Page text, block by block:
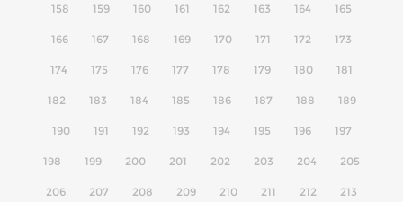
158 159 160 161 162 163 164 165
166 167 168 169 170 171 172 173
174 175 176 177 178 179 180 181
182 183 184 185 186 187 188 189
190 191 192 193 194 195 196 197
198 199 200 201 202 203 204 205
206 207 208 209 210 211 212 213